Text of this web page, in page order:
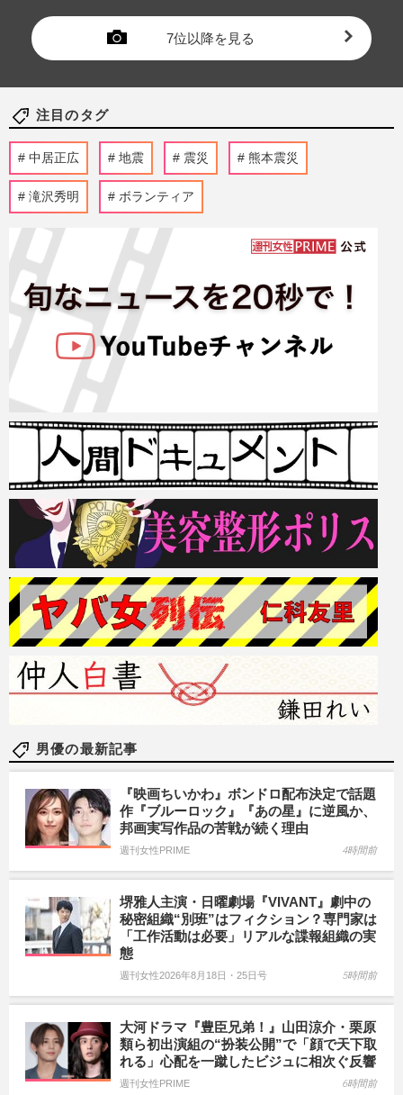
7位以降を見る
注目のタグ
中居正広 地震 震災 熊本震災
滝沢秀明 ボランティア
男優の最新記事
『映画ちいかわ』ボンドロ配布決定で話題
作『ブルーロック』『あの星』に逆風か、
邦画実写作品の苦戦が続く理由
週刊女性PRIME 4時間前
堺雅人主演・日曜劇場『VIVANT』劇中の
秘密組織“別班”はフィクション？専門家は
「工作活動は必要」リアルな諜報組織の実
態
週刊女性2026年8月18日・25日号 5時間前
大河ドラマ『豊臣兄弟！』山田涼介・栗原
類ら初出演組の“扮装公開”で「顔で天下取
れる」心配を一蹴したビジュに相次ぐ反響
週刊女性PRIME 6時間前